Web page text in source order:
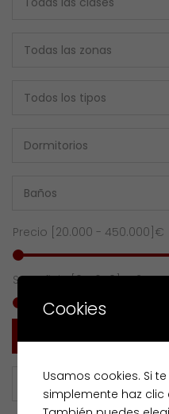
Precio [ 20.000 - 450.000 ]€
Superficie [0-650] m2
Cookies
Usamos cookies. Si
simplemente haz clic